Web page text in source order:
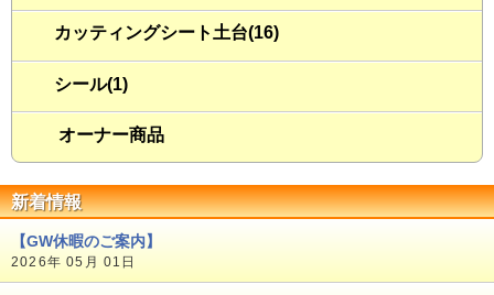
カッティングシート土台(16)
シール(1)
オーナー商品
新着情報
【GW休暇のご案内】
2026年 05月 01日